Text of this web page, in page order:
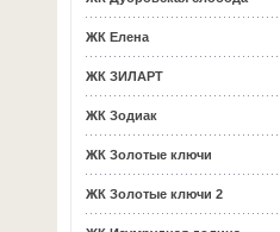
ЖК Елена
ЖК ЗИЛАРТ
ЖК Зодиак
ЖК Золотые ключи
ЖК Золотые ключи 2